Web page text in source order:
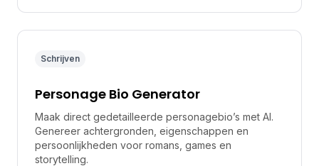
Schrijven
Personage Bio Generator
Maak direct gedetailleerde personagebio’s met AI.
Genereer achtergronden, eigenschappen en
persoonlijkheden voor romans, games en
storytelling.